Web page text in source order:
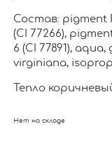
Состав: pigment
(CI 77266),
6 (CI 77891),
virginiana,
Тепло
Нет на складе